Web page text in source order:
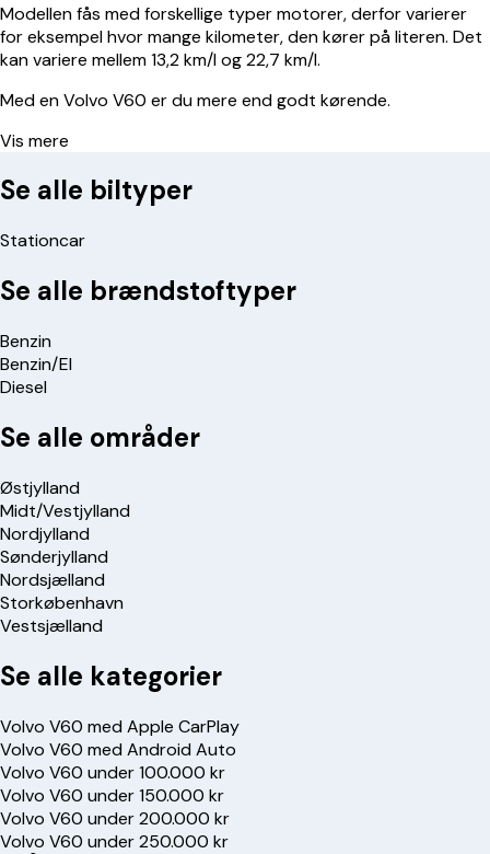
Modellen fås med forskellige typer motorer, derfor varierer
for eksempel hvor mange kilometer, den kører på literen. Det
kan variere mellem 13,2 km/l og 22,7 km/l.
Med en Volvo V60 er du mere end godt kørende.
Vis mere
Se alle biltyper
Stationcar
Se alle brændstoftyper
Benzin
Benzin/El
Diesel
Se alle områder
Østjylland
Midt/Vestjylland
Nordjylland
Sønderjylland
Nordsjælland
Storkøbenhavn
Vestsjælland
Se alle kategorier
Volvo V60 med Apple CarPlay
Volvo V60 med Android Auto
Volvo V60 under 100.000 kr
Volvo V60 under 150.000 kr
Volvo V60 under 200.000 kr
Volvo V60 under 250.000 kr